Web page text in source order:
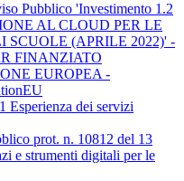
Pubblico 'Investimento 1.2
AL CLOUD PER LE
SCUOLE (APRILE 2022)' -
FINANZIATO
EUROPEA -
Esperienza dei servizi
prot. n. 10812 del 13
e strumenti digitali per le